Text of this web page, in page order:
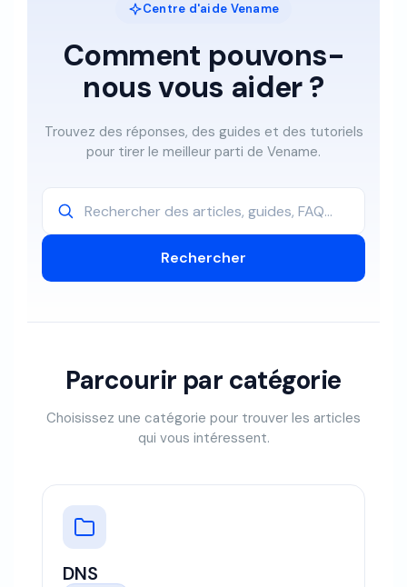
Centre d'aide Vename
Comment pouvons-
nous vous aider ?
Trouvez des réponses, des guides et des tutoriels
pour tirer le meilleur parti de Vename.
Parcourir par catégorie
Choisissez une catégorie pour trouver les articles
qui vous intéressent.
DNS